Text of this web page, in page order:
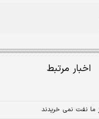
اخبار مرتبط
ما نفت نمی خریدند